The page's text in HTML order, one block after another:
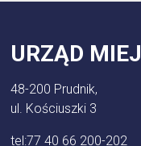
URZĄD
48-200 Prudnik,
ul. Kościuszki 3
tel:77 40 66 200-202